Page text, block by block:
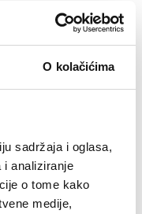
O kolačićima
sadržaja i oglasa,
i analiziranje
o tome kako
medije,
100kap
koji u kombinaciji
izvanrednoj
zdravlja i kvaliteta
na prazan stomak